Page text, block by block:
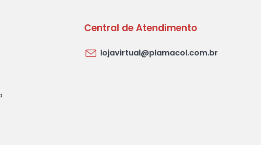
Central de Atendimento
lojavirtual@plamacol.com.br